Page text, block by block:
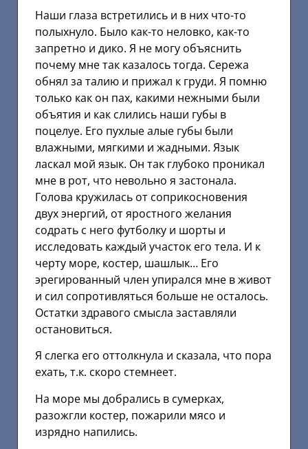
Наши глаза встретились и в них что-то
полыхнуло. Было как-то неловко, как-то
запретно и дико. Я не могу объяснить
почему мне так казалось тогда. Сережа
обнял за талию и прижал к груди. Я помню
только как он пах, какими нежными были
объятия и как слились наши губы в
поцелуе. Его пухлые алые губы были
влажными, мягкими и жадными. Язык
ласкал мой язык. Он так глубоко проникал
мне в рот, что невольно я застонала.
Голова кружилась от соприкосновения
двух энергий, от яростного желания
содрать с него футболку и шорты и
исследовать каждый участок его тела. И к
черту море, костер, шашлык… Его
эрегированный член упирался мне в живот
и сил сопротивляться больше не осталось.
Остатки здравого смысла заставляли
остановиться.
Я слегка его оттолкнула и сказала, что пора
ехать, т.к. скоро стемнеет.
На море мы добрались в сумерках,
разожгли костер, пожарили мясо и
изрядно напились.